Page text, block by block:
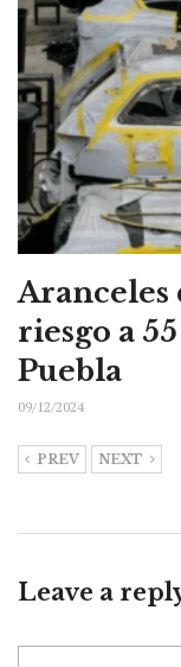
riesgo a
Puebla
09/12/2024
PREV NEXT
Leave a